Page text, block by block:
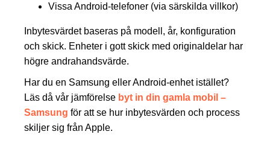
Vissa Android-telefoner (via särskilda villkor)
Inbytesvärdet baseras på modell, år, konfiguration
och skick. Enheter i gott skick med originaldelar har
högre andrahandsvärde.
Har du en Samsung eller Android-enhet istället?
Läs då vår jämförelse byt in din gamla mobil –
Samsung för att se hur inbytesvärden och process
skiljer sig från Apple.